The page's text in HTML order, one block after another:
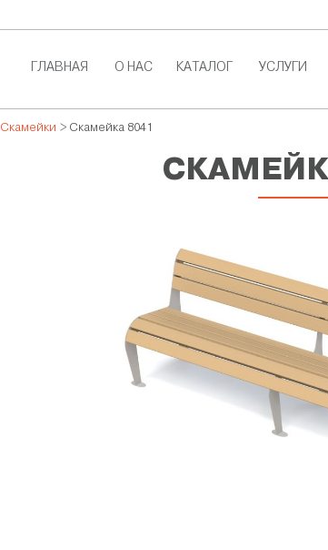
ГЛАВНАЯ О НАС КАТАЛОГ УСЛУГИ
Скамейки > Скамейка 8041